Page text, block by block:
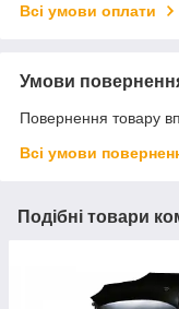
Всі умови оплати
Умови
Повернення товару
Всі умови
Подібні товари